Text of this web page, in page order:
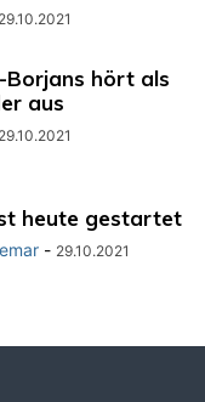
29.10.2021
hört als
aus
29.10.2021
heute gestartet
- 29.10.2021